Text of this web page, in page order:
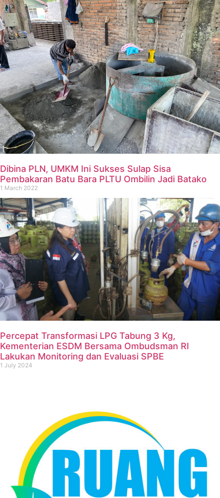
Dibina PLN, UMKM Ini Sukses Sulap Sisa
Pembakaran Batu Bara PLTU Ombilin Jadi Batako
1 March 2022
Percepat Transformasi LPG Tabung 3 Kg,
Kementerian ESDM Bersama Ombudsman RI
Lakukan Monitoring dan Evaluasi SPBE
1 July 2024